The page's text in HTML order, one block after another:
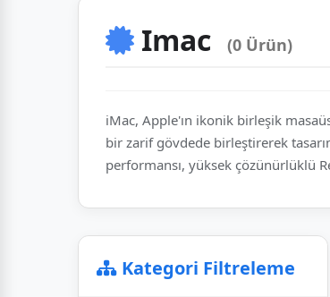
Imac (0 Ürün)
iMac, Apple'ın ikonik birleşik
bir zarif gövdede birleştirerek
performansı, yüksek çözünürlüklü
Kategori Filtreleme